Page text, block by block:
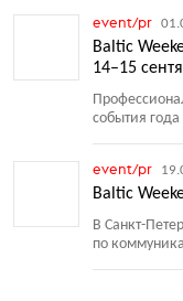
event/pr
Baltic
14–15
события
event/pr
Baltic
В Санкт-
по